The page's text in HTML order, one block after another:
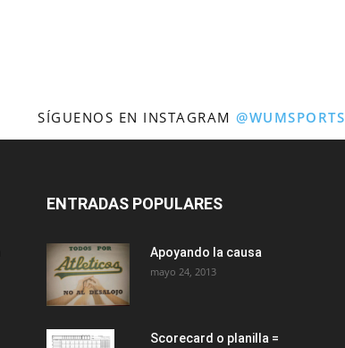
SÍGUENOS EN INSTAGRAM @WUMSPORTS
ENTRADAS POPULARES
Apoyando la causa
mayo 24, 2013
Scorecard o planilla =